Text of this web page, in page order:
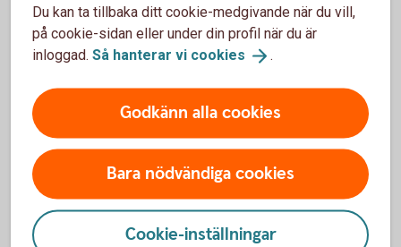
gäller vissa särskilda regler. Det krävs exempelvis att
insättningen ska ha gjorts inom de senaste 12 månaderna
och en insättare som vill ansöka om tilläggsbelopp måste
insättningarna avser medel som kan ge rätt till
tilläggsbelopp. En sådan ansökan kan skickas in till
Riksgälden först efter att ett ersättningsfall har inträffat.
Var hittar jag mer information?
Du kan ta tillbaka ditt cookie-medgivande när du vill,
på cookie-sidan eller under din profil när du är
inloggad. Så hanterar vi cookies .
Godkänn alla cookies
Bara nödvändiga cookies
Cookie-inställningar